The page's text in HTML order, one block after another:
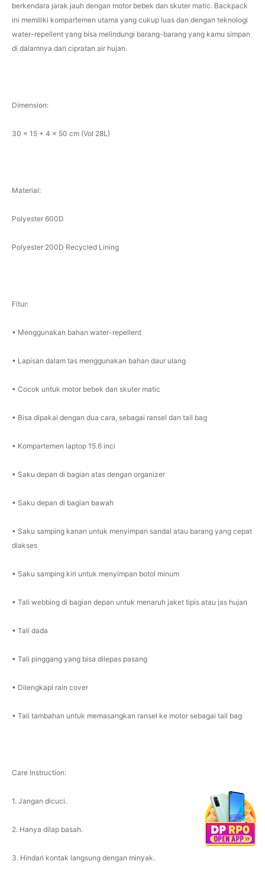
berkendara jarak jauh dengan motor bebek dan skuter matic. Backpack
ini memiliki kompartemen utama yang cukup luas dan dengan teknologi
water-repellent yang bisa melindungi barang-barang yang kamu simpan
di dalamnya dari cipratan air hujan.
Dimension:
30 x 15 + 4 x 50 cm (Vol 28L)
Material:
Polyester 600D
Polyester 200D Recycled Lining
Fitur:
• Menggunakan bahan water-repellent
• Lapisan dalam tas menggunakan bahan daur ulang
• Cocok untuk motor bebek dan skuter matic
• Bisa dipakai dengan dua cara, sebagai ransel dan tail bag
• Kompartemen laptop 15.6 inci
• Saku depan di bagian atas dengan organizer
• Saku depan di bagian bawah
• Saku samping kanan untuk menyimpan sandal atau barang yang cepat
diakses
• Saku samping kiri untuk menyimpan botol minum
• Tali webbing di bagian depan untuk menaruh jaket tipis atau jas hujan
• Tali dada
• Tali pinggang yang bisa dilepas pasang
• Dilengkapi rain cover
• Tali tambahan untuk memasangkan ransel ke motor sebagai tail bag
Care Instruction:
1. Jangan dicuci.
2. Hanya dilap basah.
3. Hindari kontak langsung dengan minyak.